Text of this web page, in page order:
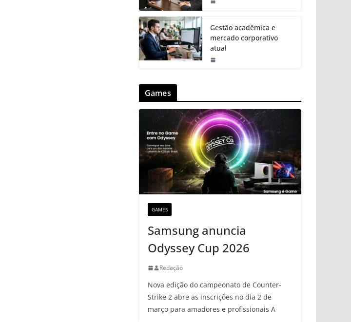
Gestão acadêmica e
mercado corporativo
atual
Games
GAMES
Samsung anuncia
Odyssey Cup 2026
Redação
Nova edição do campeonato de Counter-
Strike 2 abre as inscrições no dia 2 de
março para amadores e profissionais A